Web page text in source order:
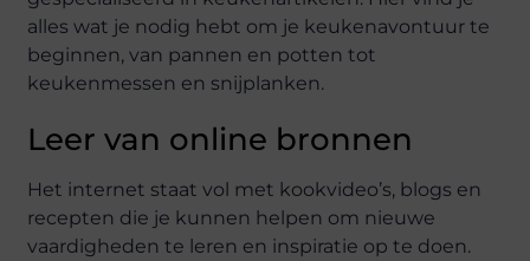
alles wat je nodig hebt om je keukenavontuur te
beginnen, van pannen en potten tot
keukenmessen en snijplanken.
Leer van online bronnen
Het internet staat vol met kookvideo’s, blogs en
recepten die je kunnen helpen om nieuwe
vaardigheden te leren en inspiratie op te doen.